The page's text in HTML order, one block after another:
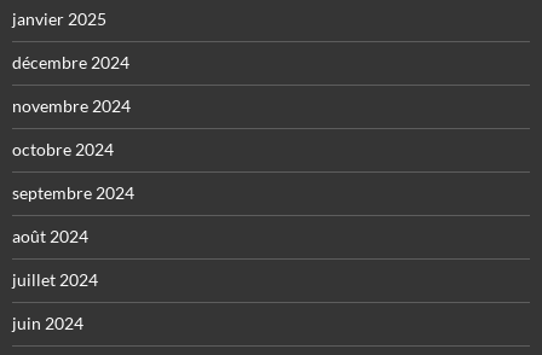
janvier 2025
décembre 2024
novembre 2024
octobre 2024
septembre 2024
août 2024
juillet 2024
juin 2024